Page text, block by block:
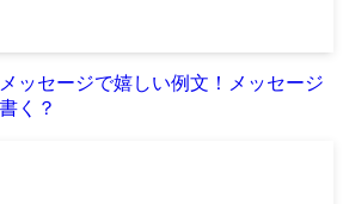
ッセージで嬉しい例文！メッセージ
く？